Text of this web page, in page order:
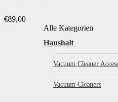
€89,00
Alle Kategorien
Haushalt
Vacuum Cleaner
Vacuum Cleaners